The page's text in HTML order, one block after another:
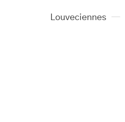
Louveciennes